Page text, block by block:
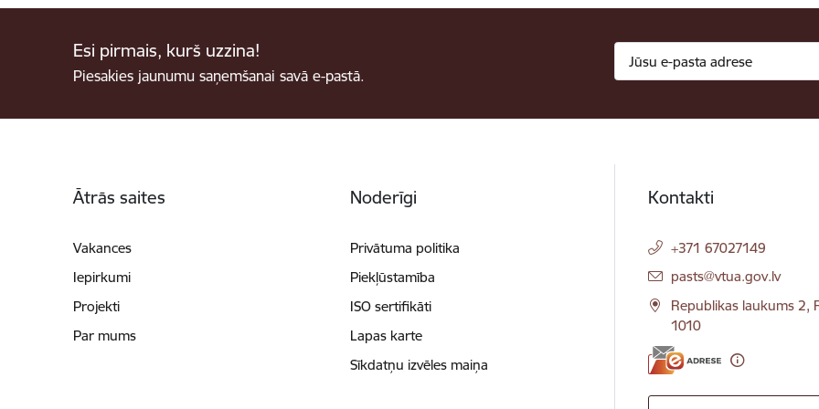
Esi pirmais, kurš uzzina!
Piesakies jaunumu saņemšanai savā e-pastā.
Ātrās saites
Vakances
Iepirkumi
Projekti
Par mums
Noderīgi
Privātuma politika
Piekļūstamība
ISO sertifikāti
Lapas karte
Sīkdatņu izvēles maiņa
Kontakti
+371 67027149
E-pasts:
pasts@vtua.gov.lv
Republikas laukums 2,
1010